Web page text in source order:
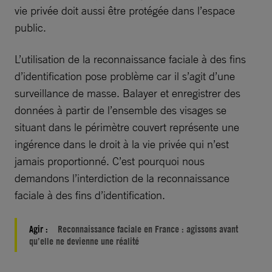
vie privée doit aussi être protégée dans l’espace
public.
L’utilisation de la reconnaissance faciale à des fins
d’identification pose problème car il s’agit d’une
surveillance de masse. Balayer et enregistrer des
données à partir de l’ensemble des visages se
situant dans le périmètre couvert représente une
ingérence dans le droit à la vie privée qui n’est
jamais proportionné. C’est pourquoi nous
demandons l’interdiction de la reconnaissance
faciale à des fins d’identification.
Agir :
Reconnaissance faciale en France : agissons avant
qu’elle ne devienne une réalité